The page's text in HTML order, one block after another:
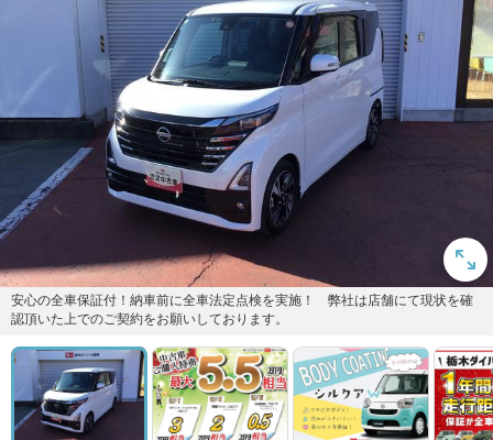
安心の全車保証付！納車前に全車法定点検を実施！ 弊社は店舗にて現状を確
認頂いた上でのご契約をお願いしております。